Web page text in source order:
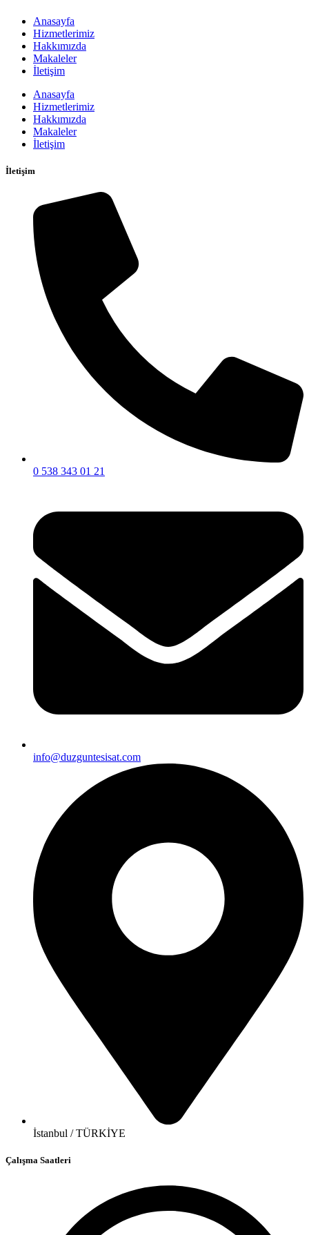
Anasayfa
Hizmetlerimiz
Hakkımızda
Makaleler
İletişim
Anasayfa
Hizmetlerimiz
Hakkımızda
Makaleler
İletişim
İletişim
0 538 343 01 21
info@duzguntesisat.com
İstanbul / TÜRKİYE
Çalışma Saatleri